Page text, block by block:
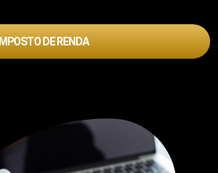
IMPOSTO DE RENDA